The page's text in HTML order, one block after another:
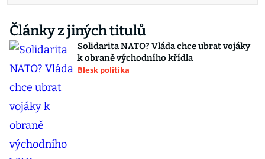
Články z jiných titulů
Solidarita NATO? Vláda chce ubrat vojáky
k obraně východního křídla
Blesk politika